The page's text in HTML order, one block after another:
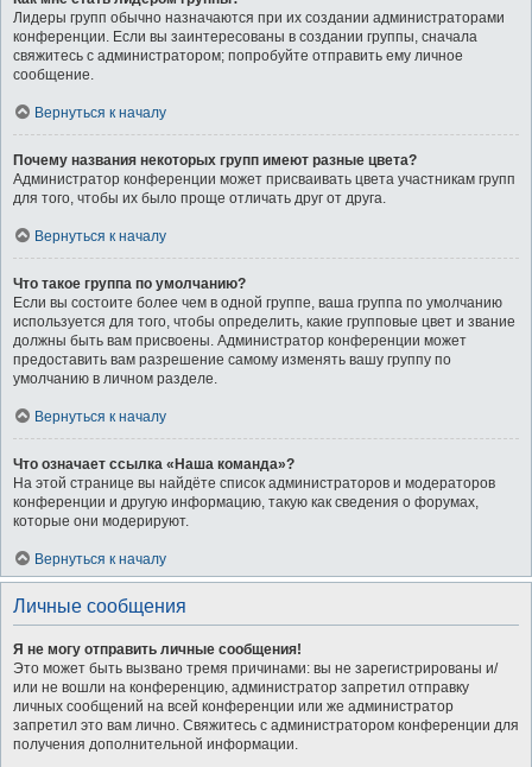
Лидеры групп обычно назначаются при их создании администраторами
конференции. Если вы заинтересованы в создании группы, сначала
свяжитесь с администратором; попробуйте отправить ему личное
сообщение.
Вернуться к началу
Почему названия некоторых групп имеют разные цвета?
Администратор конференции может присваивать цвета участникам групп
для того, чтобы их было проще отличать друг от друга.
Вернуться к началу
Что такое группа по умолчанию?
Если вы состоите более чем в одной группе, ваша группа по умолчанию
используется для того, чтобы определить, какие групповые цвет и звание
должны быть вам присвоены. Администратор конференции может
предоставить вам разрешение самому изменять вашу группу по
умолчанию в личном разделе.
Вернуться к началу
Что означает ссылка «Наша команда»?
На этой странице вы найдёте список администраторов и модераторов
конференции и другую информацию, такую как сведения о форумах,
которые они модерируют.
Вернуться к началу
Личные сообщения
Я не могу отправить личные сообщения!
Это может быть вызвано тремя причинами: вы не зарегистрированы и/
или не вошли на конференцию, администратор запретил отправку
личных сообщений на всей конференции или же администратор
запретил это вам лично. Свяжитесь с администратором конференции для
получения дополнительной информации.